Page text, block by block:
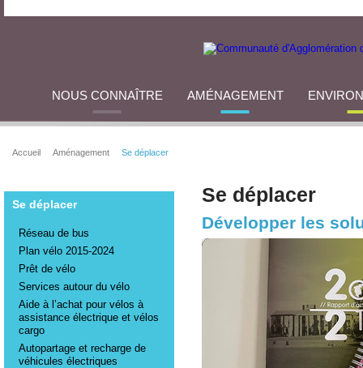
NOUS CONNAÎTRE AMÉNAGEMENT
Accueil Aménagement Se déplacer
Se déplacer
Réseau de bus
Plan vélo 2015-2024
Prêt de vélo
Services autour du vélo
Aide à l’achat pour vélos à
assistance électrique et vélos
cargo
Autopartage et recharge de
véhicules électriques
Se déplacer
Développer les